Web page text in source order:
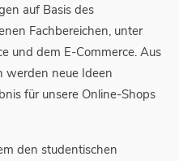
auf Basis des
Fachbereichen, unter
und dem E-Commerce. Aus
werden neue Ideen
für unsere Online-Shops
den studentischen